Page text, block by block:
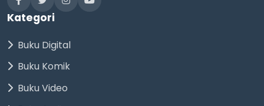
Kategori
Buku Digital
Buku Komik
Buku Video